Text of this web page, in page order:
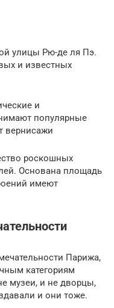
улицы Рю-де ля Пэ.
и известных
и
популярные
вернисажи
роскошных
Основана площадь
имеют
Парижа,
категориям
музеи, и не дворцы,
и они тоже.